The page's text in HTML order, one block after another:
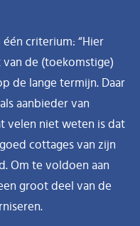
criterium: “Hier
van de (toekomstige)
de lange termijn. Daar
aanbieder van
velen niet weten is dat
cottages van zijn
Om te voldoen aan
groot deel van de